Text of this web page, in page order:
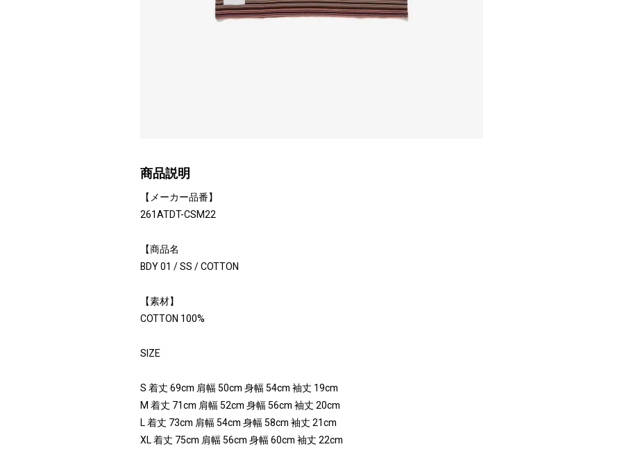
商品説明
【メーカー品番】
261ATDT-CSM22
【商品名
BDY 01 / SS / COTTON
【素材】
COTTON 100%
SIZE
S 着丈 69cm 肩幅 50cm 身幅 54cm 袖丈 19cm
M 着丈 71cm 肩幅 52cm 身幅 56cm 袖丈 20cm
L 着丈 73cm 肩幅 54cm 身幅 58cm 袖丈 21cm
XL 着丈 75cm 肩幅 56cm 身幅 60cm 袖丈 22cm